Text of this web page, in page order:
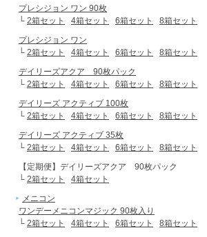
プレシジョン ワン 90枚
└ 2箱セット 4箱セット 6箱セット
8箱セット
プレシジョン ワン
└ 2箱セット 4箱セット 6箱セット
8箱セット
デイリーズアクア 90枚パック
└ 2箱セット 4箱セット 6箱セット
8箱セット
デイリーズ アクティブ 100枚
└ 2箱セット 4箱セット 6箱セット
8箱セット
デイリーズ アクティブ 35枚
└ 2箱セット 4箱セット 6箱セット
8箱セット
【定期便】デイリーズアクア 90枚パック
└ 2箱セット
4箱セット
メニコン
ワンデーメニコンマジック 90枚入り
└ 2箱セット 4箱セット 6箱セット
8箱セット